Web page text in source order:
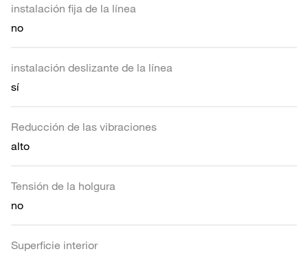
instalación fija de la línea
no
instalación deslizante de la línea
sí
Reducción de las vibraciones
alto
Tensión de la holgura
no
Superficie interior